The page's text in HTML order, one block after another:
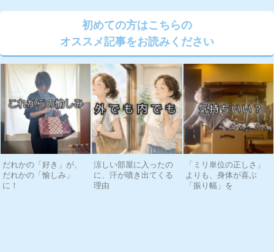
初めての方はこちらの
オススメ記事をお読みください
だれかの「好き」が、
だれかの「愉しみ」
に！
涼しい部屋に入ったの
に、汗が噴き出てくる
理由
「ミリ単位の正しさ」
よりも、身体が喜ぶ
「振り幅」を